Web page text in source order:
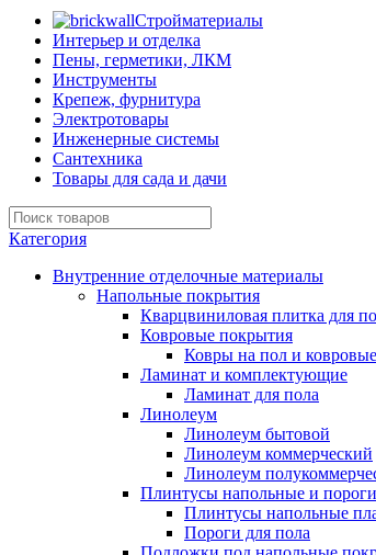
Стройматериалы
Интерьер и отделка
Пены, герметики, ЛКМ
Инструменты
Крепеж, фурнитура
Электротовары
Инженерные системы
Сантехника
Товары для сада и дачи
Категория
Внутренние отделочные материалы
Напольные покрытия
Кварцвиниловая плитка для
Ковровые покрытия
Ковры на пол и
Ламинат и комплектующие
Ламинат для пола
Линолеум
Линолеум бытовой
Линолеум коммерческий
Линолеум
Плинтусы напольные и пороги
Плинтусы напольные
Пороги для пола